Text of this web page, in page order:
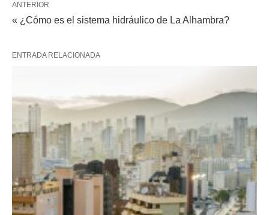
ANTERIOR
« ¿Cómo es el sistema hidráulico de La Alhambra?
ENTRADA RELACIONADA